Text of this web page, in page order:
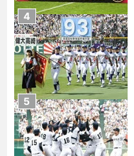
4
5